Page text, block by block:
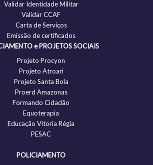
Validar Identidade Militar
Validar CCAF
Carta de Serviços
Emissão de certificados
e PROJETOS SOCIAIS
Projeto Procyon
Projeto Atroari
Projeto Santa Bola
Proerd Amazonas
Formando Cidadão
Equoterapia
Educação Vitoria Régia
PESAC
POLICIAMENTO